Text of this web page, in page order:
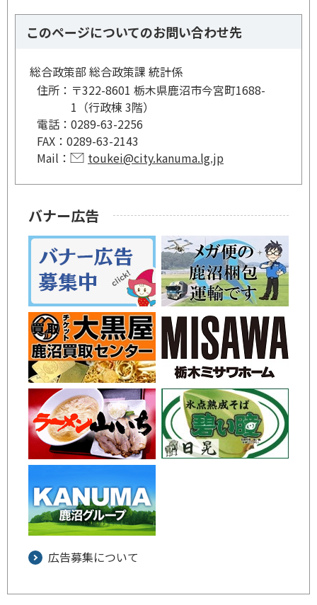
このページについてのお問い合わせ先
総合政策部 総合政策課 統計係
住所： 〒322-8601 栃木県鹿沼市今宮町1688-
1（行政棟 3階）
電話： 0289-63-2256
FAX： 0289-63-2143
Mail：
toukei@city.kanuma.lg.jp
バナー広告
広告募集について